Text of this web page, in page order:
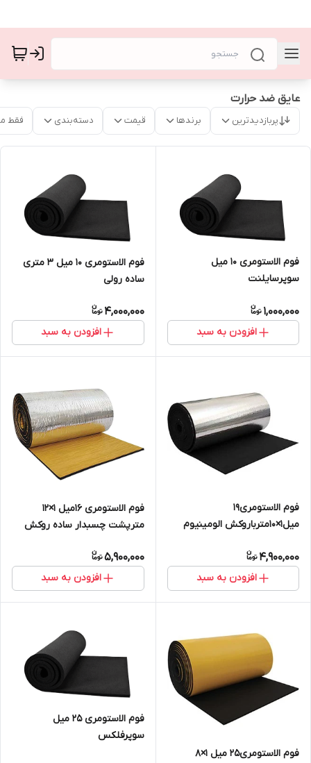
عایق ضد حرارت
پربازدیدترین برندها قیمت دسته‌بندی فقط
فوم الاستومری 10 میل
سوپرسایلنت
1,000,000
افزودن به سبد
فوم الاستومری 10 میل ۳ متری
ساده رولی
4,000,000
افزودن به سبد
فوم الاستومری19
میل1×10مترباروکش الومینیوم
4,900,000
افزودن به سبد
فوم الاستومری 16میل 1×12
مترپشت چسبدار ساده روکش
5,900,000
افزودن به سبد
فوم الاستومری25 میل 1×8
فوم الاستومری 25 میل
سوپرفلکس